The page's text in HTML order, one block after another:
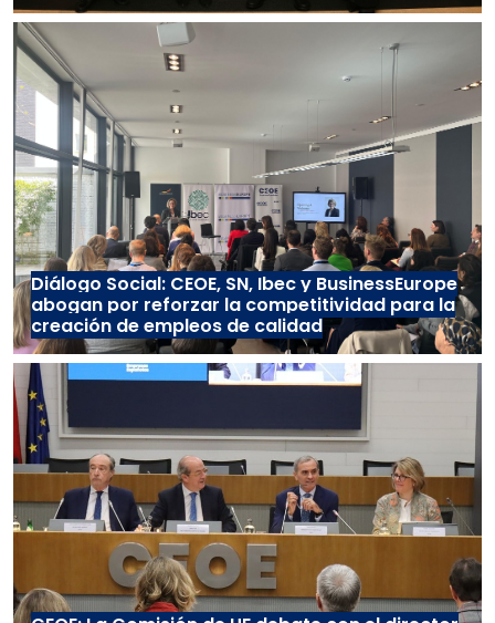
Diálogo Social: CEOE, SN, Ibec y BusinessEurope
abogan por reforzar la competitividad para la
creación de empleos de calidad